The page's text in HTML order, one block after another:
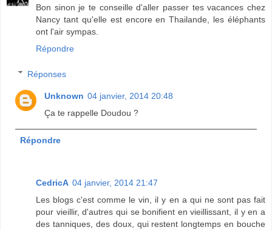
Bon sinon je te conseille d'aller passer tes vacances chez
Nancy tant qu'elle est encore en Thailande, les éléphants
ont l'air sympas.
Répondre
Réponses
Unknown 04 janvier, 2014 20:48
Ça te rappelle Doudou ?
Répondre
CedricA 04 janvier, 2014 21:47
Les blogs c'est comme le vin, il y en a qui ne sont pas fait
pour vieillir, d'autres qui se bonifient en vieillissant, il y en a
des tanniques, des doux, qui restent longtemps en bouche